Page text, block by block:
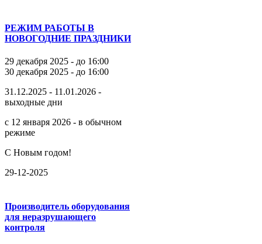
РЕЖИМ РАБОТЫ В
НОВОГОДНИЕ ПРАЗДНИКИ
29 декабря 2025 - до 16:00
30 декабря 2025 - до 16:00
31.12.2025 - 11.01.2026 -
выходные дни
с 12 января 2026 - в обычном
режиме
С Новым годом!
29-12-2025
Производитель оборудования
для неразрушающего
контроля